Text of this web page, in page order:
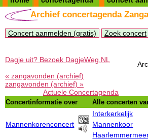
Archief concertagenda
Concert aanmelden (gratis) Zoek concert
Dagje uit? Bezoek DagjeWeg.NL
« zangavonden (archief)
zangavonden (archief) »
Actuele Concertagenda
Concertinformatie over Alle concerten
Mannenkorenconcert
Interkerkelijk
Mannenkoor